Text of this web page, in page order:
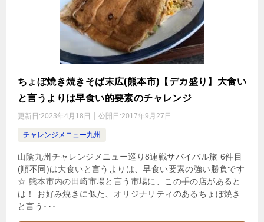
ちょぼ焼き焼きそば末広(熊本市)【デカ盛り】大食い
と言うよりは早食い的要素のチャレンジ
更新日:2023年4月18日 公開日:2017年9月27日
チャレンジメニュー九州
山陰九州チャレンジメニュー巡り8連戦サバイバル旅 6件目
(順不同)は大食いと言うよりは、早食い要素の強い勝負です
☆ 熊本市内の田崎市場と言う市場に、この手の店があると
は！ お好み焼きに似た、オリジナリティのあるちょぼ焼き
と言う･･･